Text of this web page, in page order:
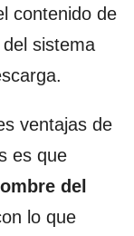
contenido de
sistema
ventajas de
es que
del
lo que